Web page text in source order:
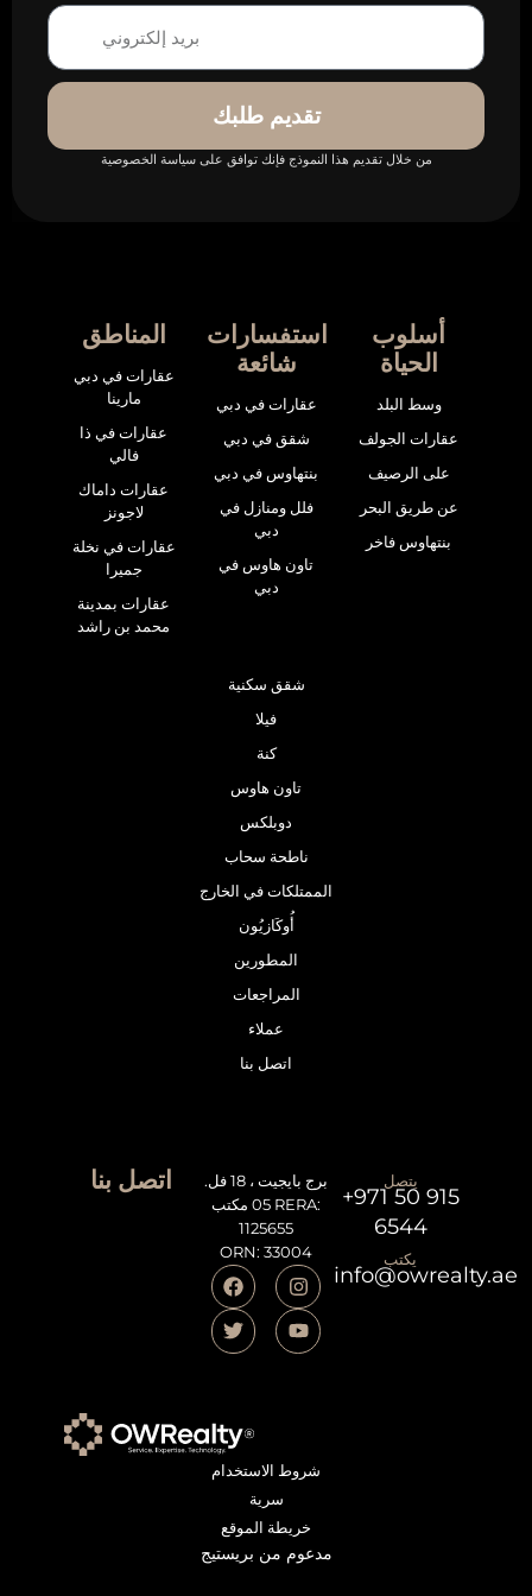
تقديم طلبك
من خلال تقديم هذا النموذج فإنك توافق على سياسة الخصوصية
المناطق
عقارات في دبي
مارينا
عقارات في ذا
فالي
عقارات داماك
لاجونز
عقارات في نخلة
جميرا
عقارات بمدينة
محمد بن راشد
استفسارات
شائعة
عقارات في دبي
شقق في دبي
بنتهاوس في دبي
فلل ومنازل في
دبي
تاون هاوس في
دبي
أسلوب
الحياة
وسط البلد
عقارات الجولف
على الرصيف
عن طريق البحر
بنتهاوس فاخر
شقق سكنية
فيلا
كنة
تاون هاوس
دوبلكس
ناطحة سحاب
الممتلكات في الخارج
أُوكَازيُون
المطورين
المراجعات
عملاء
اتصل بنا
اتصل بنا
برج بايجيت ، 18 فل.
05 مكتب RERA:
1125655
ORN: 33004
يتصل
+971 50 915
6544
يكتب
info@owrealty.ae
شروط الاستخدام
سرية
خريطة الموقع
مدعوم من بريستيج